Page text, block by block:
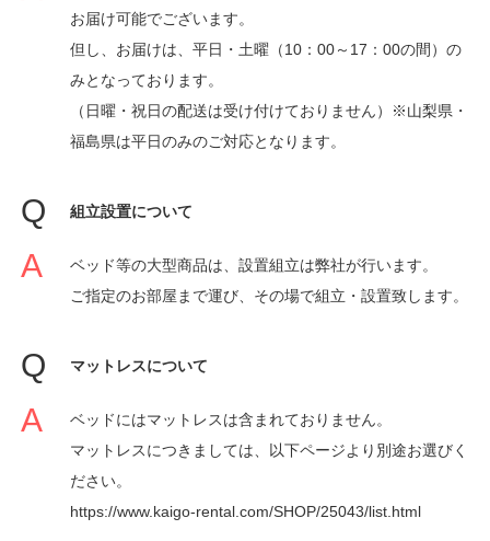
お届け可能でございます。
但し、お届けは、平日・土曜（10：00～17：00の間）の
みとなっております。
（日曜・祝日の配送は受け付けておりません）※山梨県・
福島県は平日のみのご対応となります。
組立設置について
ベッド等の大型商品は、設置組立は弊社が行います。
ご指定のお部屋まで運び、その場で組立・設置致します。
マットレスについて
ベッドにはマットレスは含まれておりません。
マットレスにつきましては、以下ページより別途お選びく
ださい。
https://www.kaigo-rental.com/SHOP/25043/list.html